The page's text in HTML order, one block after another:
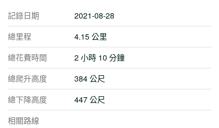
記錄日期
2021-08-28
總里程
4.15 公里
總花費時間
2 小時 10 分鐘
總爬升高度
384 公尺
總下降高度
447 公尺
相關路線